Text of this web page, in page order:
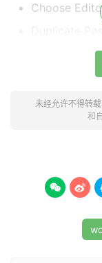
Choose
Redirect to
成功后跳转
点击“Duplicate
未经允许不得转载
和
 